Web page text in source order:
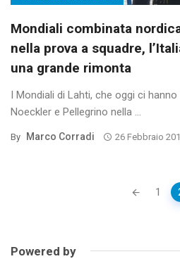
Mondiali combinata
nella prova a squadre,
una grande rimonta
I Mondiali di Lahti, che oggi ci hanno
Noeckler e Pellegrino nella ...
By Marco Corradi 26 Febbraio
1
Powered by